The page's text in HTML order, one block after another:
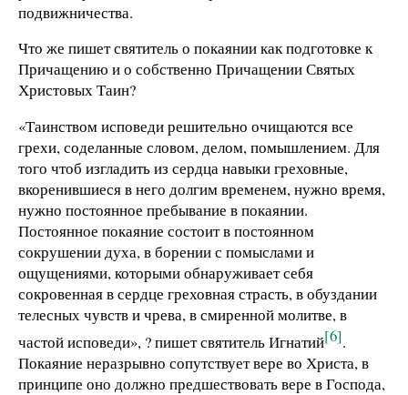
подвижничества.
Что же пишет святитель о покаянии как подготовке к
Причащению и о собственно Причащении Святых
Христовых Таин?
«Таинством исповеди решительно очищаются все
грехи, соделанные словом, делом, помышлением. Для
того чтоб изгладить из сердца навыки греховные,
вкоренившиеся в него долгим временем, нужно время,
нужно постоянное пребывание в покаянии.
Постоянное покаяние состоит в постоянном
сокрушении духа, в борении с помыслами и
ощущениями, которыми обнаруживает себя
сокровенная в сердце греховная страсть, в обуздании
телесных чувств и чрева, в смиренной молитве, в
частой исповеди», ? пишет святитель Игнатий[6].
Покаяние неразрывно сопутствует вере во Христа, в
принципе оно должно предшествовать вере в Господа,